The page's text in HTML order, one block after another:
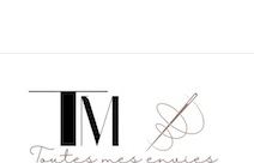
Toutes mes envies
Couture, accessoires, mode,